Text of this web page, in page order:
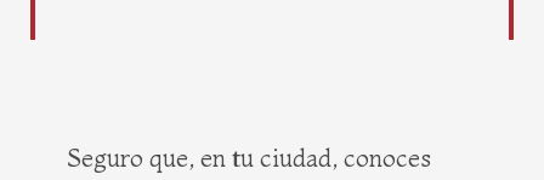
Seguro que, en tu ciudad, conoces